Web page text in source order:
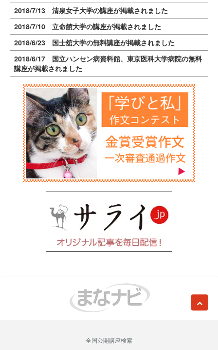
2018/7/13 清泉女子大学の講座が掲載されました
2018/7/10 立命館大学の講座が掲載されました
2018/6/23 国士舘大学の無料講座が掲載されました
2018/6/17 国立ハンセン病資料館、東京医科大学病院の無料
講座が掲載されました
全国公開講座検索